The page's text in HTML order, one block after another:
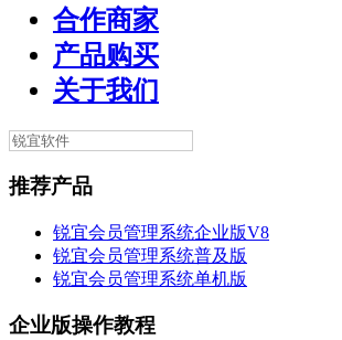
合作商家
产品购买
关于我们
推荐产品
锐宜会员管理系统企业版V8
锐宜会员管理系统普及版
锐宜会员管理系统单机版
企业版操作教程